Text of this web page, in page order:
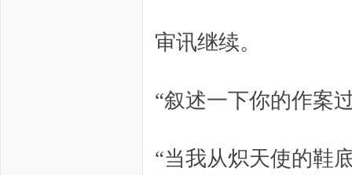
审讯继续。
“叙述一下你的作案
“当我从炽天使的鞋